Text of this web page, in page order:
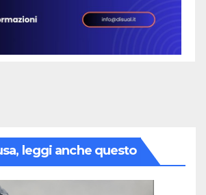
leggi anche questo